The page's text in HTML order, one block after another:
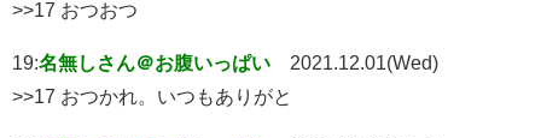
>>17 おつおつ
19:名無しさん＠お腹いっぱい
2021.12.01(Wed)
>>17 おつかれ。いつもありがと